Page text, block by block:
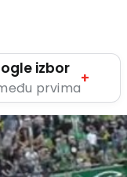
izbor
prvima
+